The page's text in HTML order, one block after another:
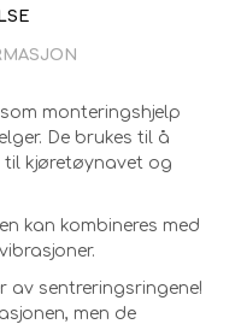
monteringshjelp
De brukes til å
kjøretøynavet og
kan kombineres med
av sentreringsringene!
men de